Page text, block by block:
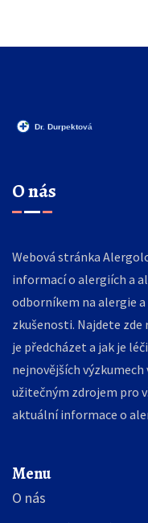
O nás
Webová stránka
informací o alergiích a
odborníkem na alergie
zkušenosti. Najdete zde
je předcházet a jak je
nejnovějších
užitečným zdrojem pro
aktuální informace o
Menu
O nás